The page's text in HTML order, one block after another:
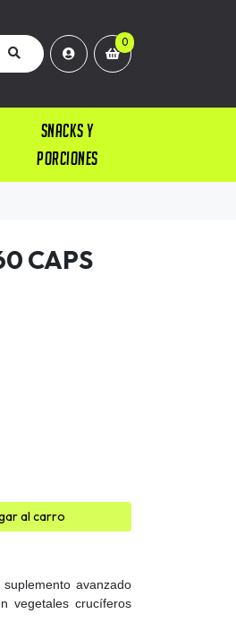
0
SNACKS Y
PORCIONES
CAPS
al carro
avanzado
vegetales crucíferos